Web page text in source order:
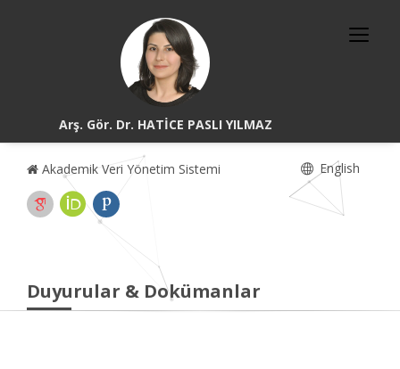
Arş. Gör. Dr. HATİCE PASLI YILMAZ
Akademik Veri Yönetim Sistemi English
Duyurular & Dokümanlar